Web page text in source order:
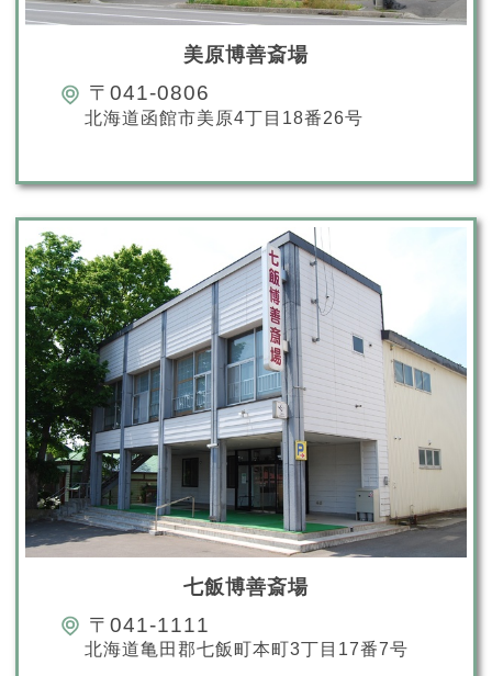
美原博善斎場
〒041-0806
北海道函館市美原4丁目18番26号
七飯博善斎場
〒041-1111
北海道亀田郡七飯町本町3丁目17番7号